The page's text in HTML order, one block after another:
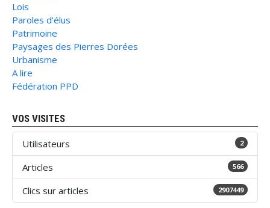
Lois
Paroles d'élus
Patrimoine
Paysages des Pierres Dorées
Urbanisme
A lire
Fédération PPD
VOS VISITES
Utilisateurs 2
Articles 566
Clics sur articles 2907449